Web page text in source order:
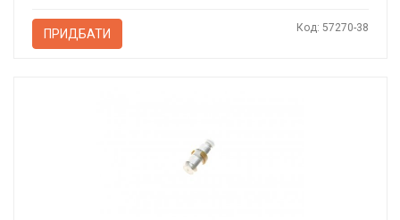
ПРИДБАТИ Код: 57270-38